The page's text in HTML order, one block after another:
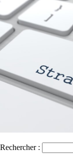
Rechercher :